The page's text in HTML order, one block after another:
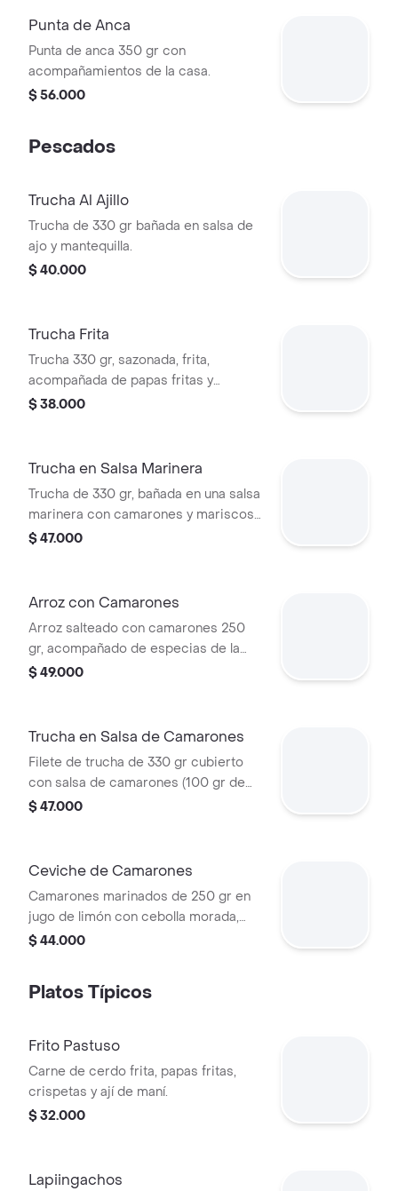
Punta de Anca
Punta de anca 350 gr con
acompañamientos de la casa.
$ 56.000
Pescados
Trucha Al Ajillo
Trucha de 330 gr bañada en salsa de
ajo y mantequilla.
$ 40.000
Trucha Frita
Trucha 330 gr, sazonada, frita,
acompañada de papas fritas y
ensalada de la casa.
$ 38.000
Trucha en Salsa Marinera
Trucha de 330 gr, bañada en una salsa
marinera con camarones y mariscos
de temporada.
$ 47.000
Arroz con Camarones
Arroz salteado con camarones 250
gr, acompañado de especias de la
casa y vegetales de temporada.
$ 49.000
Trucha en Salsa de Camarones
Filete de trucha de 330 gr cubierto
con salsa de camarones (100 gr de
camarón)
$ 47.000
Ceviche de Camarones
Camarones marinados de 250 gr en
jugo de limón con cebolla morada,
cilantro, un toque de picante,
$ 44.000
Platos Típicos
Frito Pastuso
Carne de cerdo frita, papas fritas,
crispetas y ají de maní.
$ 32.000
Lapiingachos